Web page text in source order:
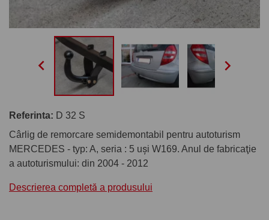
 
Referinta: D 32 S
Cârlig de remorcare semidemontabil pentru autoturism
MERCEDES - typ: A, seria : 5 uşi W169. Anul de fabricaţie
a autoturismului: din 2004 - 2012
Descrierea completă a produsului